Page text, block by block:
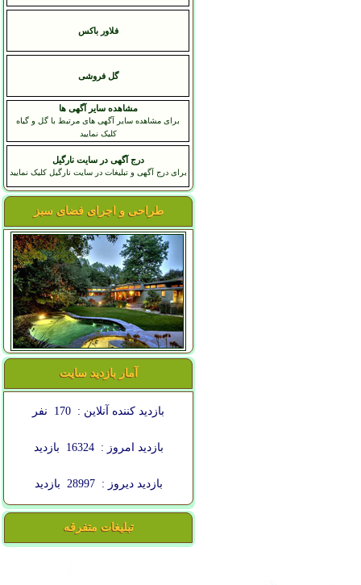
فلاور باکس
گل فروشی
مشاهده سایر آگهی ها
برای مشاهده سایر آگهی های مرتبط با گل و گیاه
کلیک نمایید
درج آگهی در سایت نارگیل
برای درج آگهی و تبلیغات در سایت نارگیل کلیک نمایید
طراحی و اجرای فضای سبز
آمار بازدید سایت
بازدید کننده آنلاین : 170 نفر
بازدید امروز : 16324 بازدید
بازدید دیروز : 28997 بازدید
تبلیغات متفرقه